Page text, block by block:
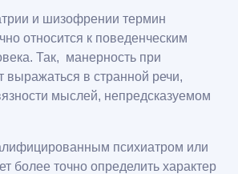
и шизофрении термин
относится к поведенческим
Так, манерность при
выражаться в странной речи,
мыслей, непредсказуемом
психиатром или
более точно определить характер